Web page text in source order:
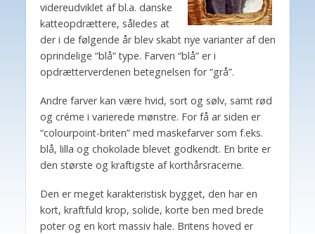
videreudviklet af bl.a. danske
katteopdrættere, således at
der i de følgende år blev skabt nye varianter af den
oprindelige “blå” type. Farven “blå” er i
opdrætterverdenen betegnelsen for “grå”.
Andre farver kan være hvid, sort og sølv, samt rød
og créme i varierede mønstre. For få ar siden er
“colourpoint-briten” med maskefarver som f.eks.
blå, lilla og chokolade blevet godkendt. En brite er
den største og kraftigste af korthårsracerne.
Den er meget karakteristisk bygget, den har en
kort, kraftfuld krop, solide, korte ben med brede
poter og en kort massiv hale. Britens hoved er